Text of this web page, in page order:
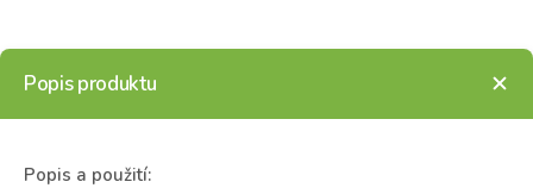
Popis produktu
Popis a použití: